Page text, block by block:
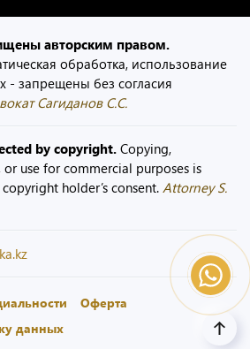
авторским правом.
обработка, использование
- запрещены без согласия
Сагиданов С.С.
by copyright. Copying,
use for commercial purposes is
holder’s consent. Attorney S.
Оферта
данных